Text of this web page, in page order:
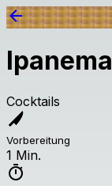
Ipanema
Cocktails
Vorbereitung
1 Min.